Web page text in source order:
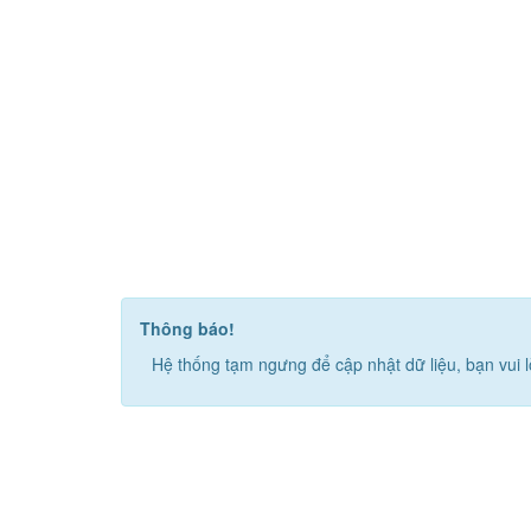
Thông báo!
Hệ thống tạm ngưng để cập nhật dữ liệu, bạn vui